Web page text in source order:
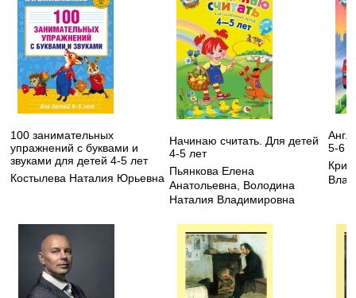
100 занимательных
упражнений с буквами и
звуками для детей 4-5 лет
Костылева Наталия Юрьевна
Начинаю считать. Для детей
4-5 лет
Пьянкова Елена
Анатольевна, Володина
Наталия Владимировна
5-6